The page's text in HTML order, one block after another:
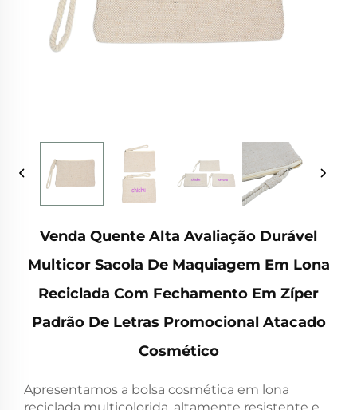
Venda Quente Alta Avaliação Durável
Multicor Sacola De Maquiagem Em Lona
Reciclada Com Fechamento Em Zíper
Padrão De Letras Promocional Atacado
Cosmético
Apresentamos a bolsa cosmética em lona
reciclada multicolorida, altamente resistente e